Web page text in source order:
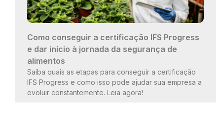
Como conseguir a certificação IFS Progress
e dar início à jornada da segurança de
alimentos
Saiba quais as etapas para conseguir a certificação
IFS Progress e como isso pode ajudar sua empresa a
evoluir constantemente. Leia agora!